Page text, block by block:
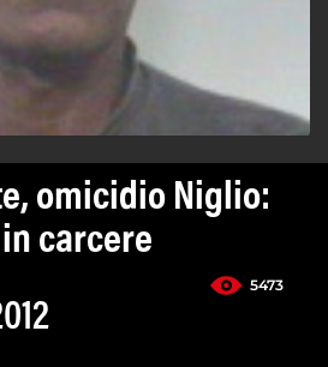
omicidio Niglio:
carcere
5473